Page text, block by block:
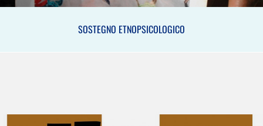
SOSTEGNO ETNOPSICOLOGICO